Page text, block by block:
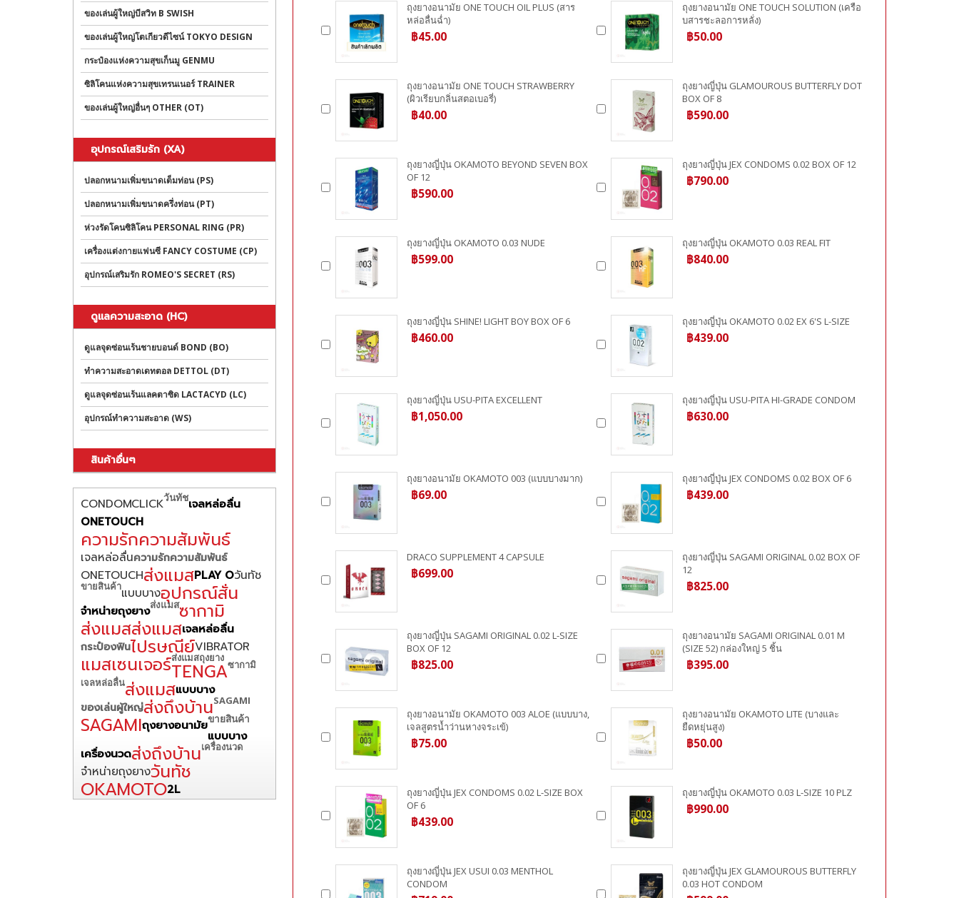
ของเล่นผู้ใหญ่บีสวิท B SWISH
ของเล่นผู้ใหญ่โตเกียวดีไซน์ TOKYO DESIGN
กระป๋องแห่งความสุขเก็นมู GENMU
ซิลิโคนแห่งความสุขเทรนเนอร์ TRAINER
ของเล่นผู้ใหญ่อื่นๆ OTHER (OT)
อุปกรณ์เสริมรัก (XA)
ปลอกหนามเพิ่มขนาดเต็มท่อน (PS)
ปลอกหนามเพิ่มขนาดครึ่งท่อน (PT)
ห่วงรัดโคนซิลิโคน PERSONAL RING (PR)
เครื่องแต่งกายแฟนซี FANCY COSTUME (CP)
อุปกรณ์เสริมรัก ROMEO'S SECRET (RS)
ดูแลความสะอาด (HC)
ดูแลจุดซ่อนเร้นชายบอนด์ BOND (BO)
ทำความสะอาดเดทตอล DETTOL (DT)
ดูแลจุดซ่อนเร้นแลคตาซิด LACTACYD (LC)
อุปกรณ์ทำความสะอาด (WS)
สินค้าอื่นๆ
CONDOMCLICKวันทัชเจลหล่อลื่น
ONETOUCH
ความรักความสัมพันธ์
เจลหล่อลื่นความรักความสัมพันธ์
ONETOUCHส่งแมสPLAY Oวันทัช
ขายสินค้าแบบบางอุปกรณ์สั่น
จำหน่ายถุงยางส่งแมสซากามิ
ส่งแมสส่งแมสเจลหล่อลื่น
กระป๋องฟินไปรษณีย์VIBRATOR
แมสเซนเจอร์ส่งแมสถุงยาง
TENGAซากามิ
เจลหล่อลื่นส่งแมสแบบบาง
ของเล่นผู้ใหญ่ส่งถึงบ้านSAGAMI
SAGAMIถุงยางอนามัยขายสินค้า
แบบบาง
เครื่องนวดส่งถึงบ้านเครื่องนวด
จำหน่ายถุงยางวันทัช
OKAMOTO2L
ถุงยางอนามัย ONE TOUCH OIL PLUS (สาร
หล่อลื่นฉ่ำ)
฿45.00
ถุงยางอนามัย ONE TOUCH SOLUTION (เครือ
บสารชะลอการหลั่ง)
฿50.00
ถุงยางอนามัย ONE TOUCH STRAWBERRY
(ผิวเรียบกลิ่นสตอเบอรี่)
฿40.00
ถุงยางญี่ปุ่น GLAMOUROUS BUTTERFLY DOT
BOX OF 8
฿590.00
ถุงยางญี่ปุ่น OKAMOTO BEYOND SEVEN BOX
OF 12
฿590.00
ถุงยางญี่ปุ่น JEX CONDOMS 0.02 BOX OF 12
฿790.00
ถุงยางญี่ปุ่น OKAMOTO 0.03 NUDE
฿599.00
ถุงยางญี่ปุ่น OKAMOTO 0.03 REAL FIT
฿840.00
ถุงยางญี่ปุ่น SHINE! LIGHT BOY BOX OF 6
฿460.00
ถุงยางญี่ปุ่น OKAMOTO 0.02 EX 6'S L-SIZE
฿439.00
ถุงยางญี่ปุ่น USU-PITA EXCELLENT
฿1,050.00
ถุงยางญี่ปุ่น USU-PITA HI-GRADE CONDOM
฿630.00
ถุงยางอนามัย OKAMOTO 003 (แบบบางมาก)
฿69.00
ถุงยางญี่ปุ่น JEX CONDOMS 0.02 BOX OF 6
฿439.00
DRACO SUPPLEMENT 4 CAPSULE
฿699.00
ถุงยางญี่ปุ่น SAGAMI ORIGINAL 0.02 BOX OF
12
฿825.00
ถุงยางญี่ปุ่น SAGAMI ORIGINAL 0.02 L-SIZE
BOX OF 12
฿825.00
ถุงยางอนามัย SAGAMI ORIGINAL 0.01 M
(SIZE 52) กล่องใหญ่ 5 ชิ้น
฿395.00
ถุงยางอนามัย OKAMOTO 003 ALOE (แบบบาง,
เจลสูตรน้ำว่านหางจระเข้)
฿75.00
ถุงยางอนามัย OKAMOTO LITE (บางและ
ยืดหยุ่นสูง)
฿50.00
ถุงยางญี่ปุ่น JEX CONDOMS 0.02 L-SIZE BOX
OF 6
฿439.00
ถุงยางญี่ปุ่น OKAMOTO 0.03 L-SIZE 10 PLZ
฿990.00
ถุงยางญี่ปุ่น JEX USUI 0.03 MENTHOL
CONDOM
ถุงยางญี่ปุ่น JEX GLAMOUROUS BUTTERFLY
0.03 HOT CONDOM